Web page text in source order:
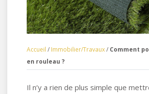
Accueil / Immobilier/Travaux/ Comment
en rouleau ?
Il n’y a rien de plus simple que